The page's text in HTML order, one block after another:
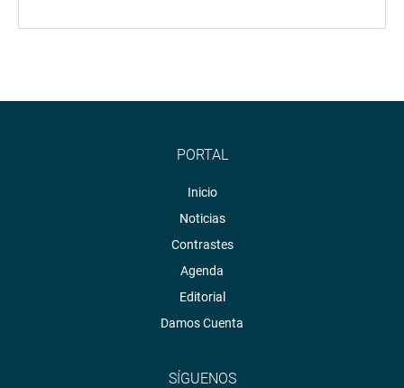
PORTAL
Inicio
Noticias
Contrastes
Agenda
Editorial
Damos Cuenta
SÍGUENOS